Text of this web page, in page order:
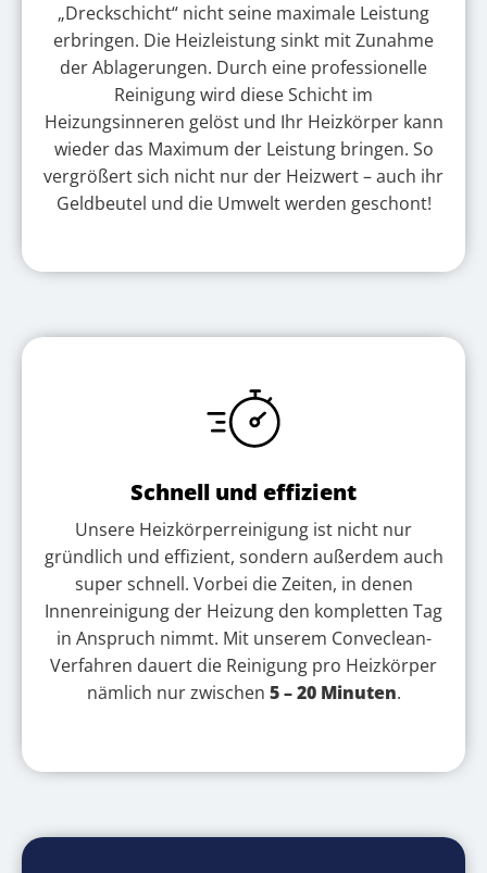
„Dreckschicht“ nicht seine maximale Leistung
erbringen. Die Heizleistung sinkt mit Zunahme
der Ablagerungen. Durch eine professionelle
Reinigung wird diese Schicht im
Heizungsinneren gelöst und Ihr Heizkörper kann
wieder das Maximum der Leistung bringen. So
vergrößert sich nicht nur der Heizwert – auch ihr
Geldbeutel und die Umwelt werden geschont!
Schnell und effizient
Unsere Heizkörperreinigung ist nicht nur
gründlich und effizient, sondern außerdem auch
super schnell. Vorbei die Zeiten, in denen
Innenreinigung der Heizung den kompletten Tag
in Anspruch nimmt. Mit unserem Conveclean-
Verfahren dauert die Reinigung pro Heizkörper
nämlich nur zwischen 5 – 20 Minuten.